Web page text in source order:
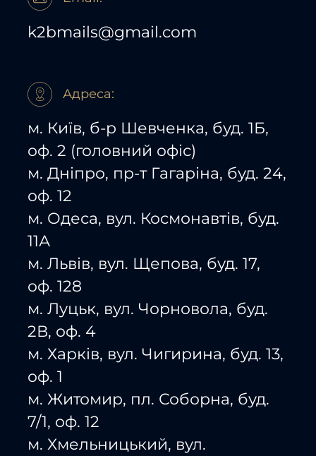
k2bmails@gmail.com
Адреса:
м. Київ, б-р Шевченка, буд. 1Б,
оф. 2 (головний офіс)
м. Дніпро, пр-т Гагаріна, буд. 24,
оф. 12
м. Одеса, вул. Космонавтів, буд.
11А
м. Львів, вул. Щепова, буд. 17,
оф. 128
м. Луцьк, вул. Чорновола, буд.
2В, оф. 4
м. Харків, вул. Чигирина, буд. 13,
оф. 1
м. Житомир, пл. Соборна, буд.
7/1, оф. 12
м. Хмельницький, вул.